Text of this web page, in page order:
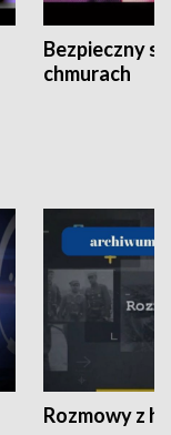
Bezpieczny
chmurach
Rozmowy z